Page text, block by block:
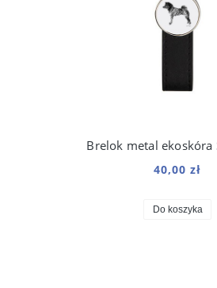
Brelok metal ekoskóra
40,00 zł
Do koszyka